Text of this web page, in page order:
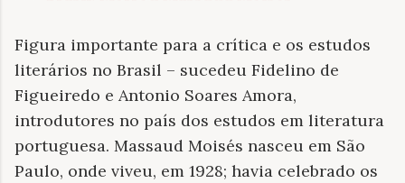
Figura importante para a crítica e os estudos
literários no Brasil – sucedeu Fidelino de
Figueiredo e Antonio Soares Amora,
introdutores no país dos estudos em literatura
portuguesa. Massaud Moisés nasceu em São
Paulo, onde viveu, em 1928; havia celebrado os